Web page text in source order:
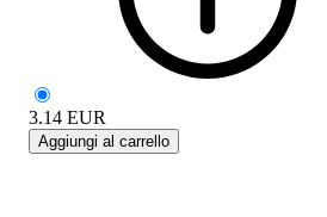
3.14 EUR
Aggiungi al carrello